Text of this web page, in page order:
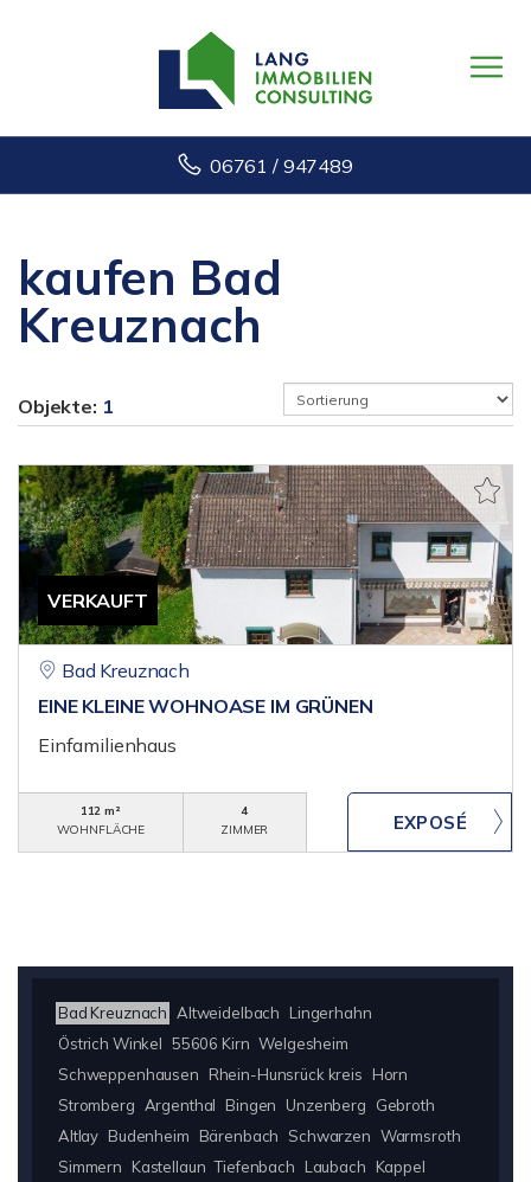
06761 / 947489
kaufen Bad
Kreuznach
Objekte: 1
VERKAUFT
Bad Kreuznach
EINE KLEINE WOHNOASE IM GRÜNEN
Einfamilienhaus
112 m²
WOHNFLÄCHE
4
ZIMMER
Bad Kreuznach Altweidelbach
Lingerhahn
Östrich Winkel 55606 Kirn Welgesheim
Schweppenhausen
Rhein-Hunsrück kreis
Horn
Stromberg Argenthal Bingen Unzenberg
Gebroth
Altlay Budenheim Bärenbach Schwarzen Warmsroth
Simmern
Kastellaun Tiefenbach Laubach
Kappel